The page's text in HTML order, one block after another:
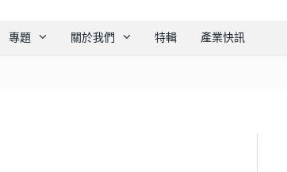
專題 關於我們 特輯 產業快訊